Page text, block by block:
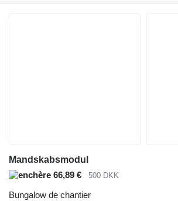
Mandskabsmodul
66,89 €
500 DKK
Bungalow de chantier